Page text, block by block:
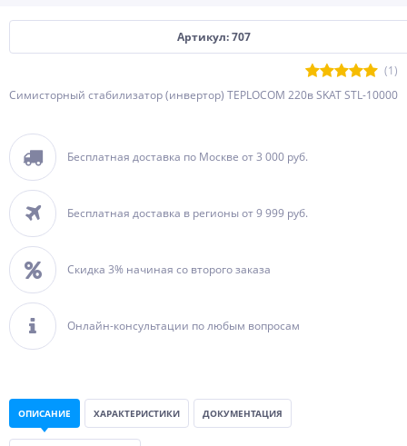
Артикул: 707
(1)
Симисторный стабилизатор (инвертор) TEPLOCOM 220в SKAT STL-10000
Бесплатная доставка по Москве от 3 000 руб.
Бесплатная доставка в регионы от 9 999 руб.
Скидка 3% начиная со второго заказа
Онлайн-консультации по любым вопросам
ОПИСАНИЕ ХАРАКТЕРИСТИКИ ДОКУМЕНТАЦИЯ